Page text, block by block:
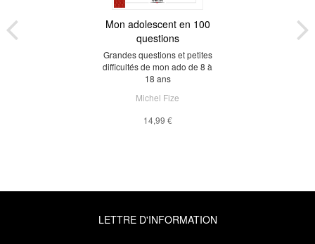
Mon adolescent en 100
questions
Grandes questions et petites
difficultés de mon ado de 8 à
18 ans
Michel Fize
14,99 €
LETTRE D'INFORMATION